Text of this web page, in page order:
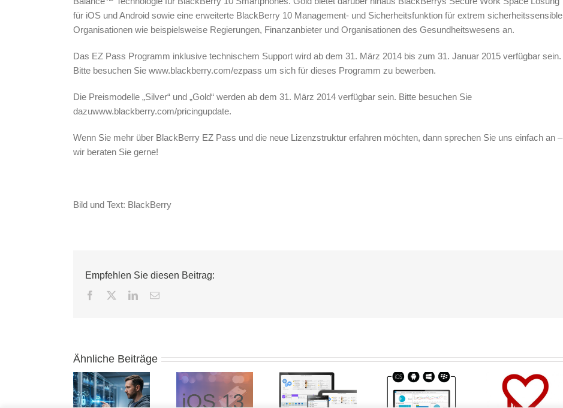
für iOS und Android sowie eine erweiterte BlackBerry 10 Management- und Sicherheitsfunktion für extrem sicherheitssensible
Organisationen wie beispielsweise Regierungen, Finanzanbieter und Organisationen des Gesundheitswesens an.
Das EZ Pass Programm inklusive technischem Support wird ab dem 31. März 2014 bis zum 31. Januar 2015 verfügbar sein.
Bitte besuchen Sie www.blackberry.com/ezpass um sich für dieses Programm zu bewerben.
Die Preismodelle „Silver“ und „Gold“ werden ab dem 31. März 2014 verfügbar sein. Bitte besuchen Sie
dazuwww.blackberry.com/pricingupdate.
Wenn Sie mehr über BlackBerry EZ Pass und die neue Lizenzstruktur erfahren möchten, dann sprechen Sie uns einfach an –
wir beraten Sie gerne!
Bild und Text: BlackBerry
Empfehlen Sie diesen Beitrag:
Facebook LinkedIn
E-
Ähnliche Beiträge